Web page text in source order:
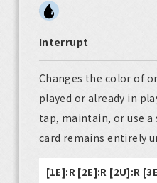
Interrupt
Changes the color of
played or already in
tap, maintain, or use
card remains entirely
[1E]:R [2E]:R [2U]:R